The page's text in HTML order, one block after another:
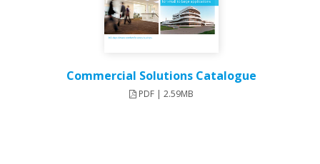
Commercial Solutions Catalogue
PDF | 2.59MB